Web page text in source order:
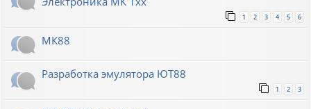
1 2 3 4 5 6
МК88
Разработка эмулятора ЮТ88
1 2 3